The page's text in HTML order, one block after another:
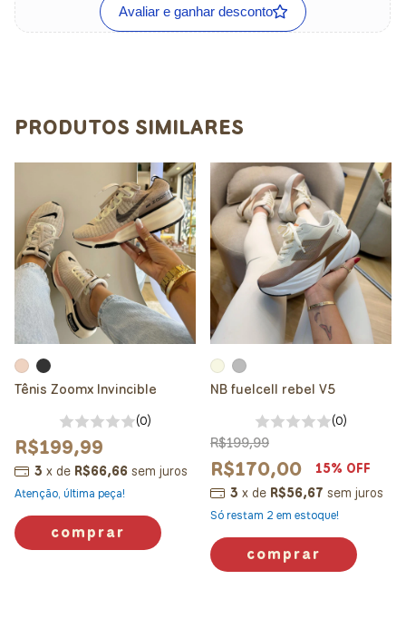
Avaliar e ganhar desconto
PRODUTOS SIMILARES
Tênis Zoomx Invincible
(0)
R$199,99
3 x de R$66,66 sem juros
Atenção, última peça!
comprar
NB fuelcell rebel V5
(0)
R$170,00
R$199,99
15% OFF
3 x de R$56,67 sem juros
Só restam 2 em estoque!
comprar